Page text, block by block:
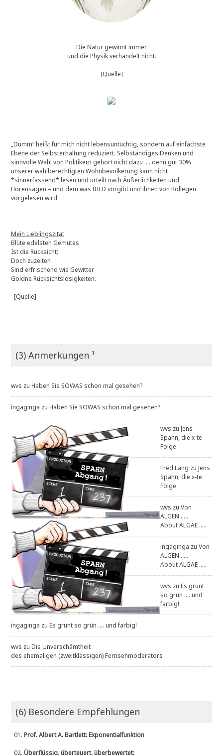
Die Natur gewinnt immer
und die Physik verhandelt nicht.
[Quelle]
„Dumm“ heißt für mich nicht lebensuntüchtig, sondern auf einfachste
Ebene der Selbsterhaltung reduziert. Selbständiges Denken und
sinnvolle Wahl von Politikern gehört nicht dazu …. denn gut 30%
unserer wahlberechtigten Wohnbevölkerung kann nicht
*sinnerfassend* lesen und urteilt nach Äußerlichkeiten und
Hörensagen – und dem was BILD vorgibt und ihnen von Kollegen
vorgelesen wird.
Mein Lieblingszitat
Blüte edelsten Gemütes
Ist die Rücksicht;
Doch zuzeiten
Sind erfrischend wie Gewitter
Goldne Rücksichtslosigkeiten.
[Quelle]
(3) Anmerkungen ¹
wvs zuHaben Sie SOWAS schon mal gesehen?
ingaginga zuHaben Sie SOWAS schon mal gesehen?
wvs zuJens
Spahn, die x-te
Folge
Fred Lang zuJens
Spahn, die x-te
Folge
wvs zuVon
ALGEN .....
About ALGAE .....
ingaginga zuVon
ALGEN .....
About ALGAE .....
wvs zuEs grünt
so grün .... und
farbig!
ingaginga zuEs grünt so grün .... und farbig!
wvs zuDie Unverschämtheit
des ehemaligen (zweitklassigen) Fernsehmoderators
(6) Besondere Empfehlungen
01.Prof. Albert A. Bartlett: Exponentialfunktion
02.Überflüssig, überteuert, überbewertet: